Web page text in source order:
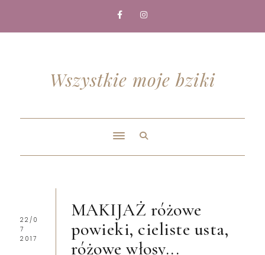
Wszystkie moje bziki
22/0
7
2017
MAKIJAŻ różowe
powieki, cieliste usta,
różowe włosy...